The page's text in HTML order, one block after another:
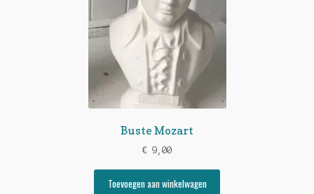
Buste Mozart
€ 9,00
Toevoegen aan winkelwagen